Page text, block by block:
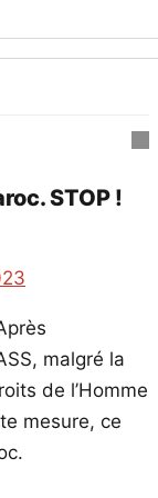
STOP !
malgré la
de l’Homme
mesure, ce